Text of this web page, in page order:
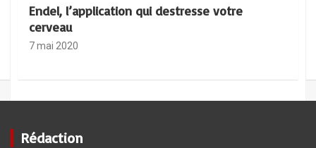
Endel, l’application qui destresse votre
cerveau
7 mai 2020
Rédaction